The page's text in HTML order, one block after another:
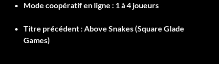
Mode coopératif en ligne : 1 à 4 joueurs
Titre précédent :Above Snakes (Square Glade
Games)